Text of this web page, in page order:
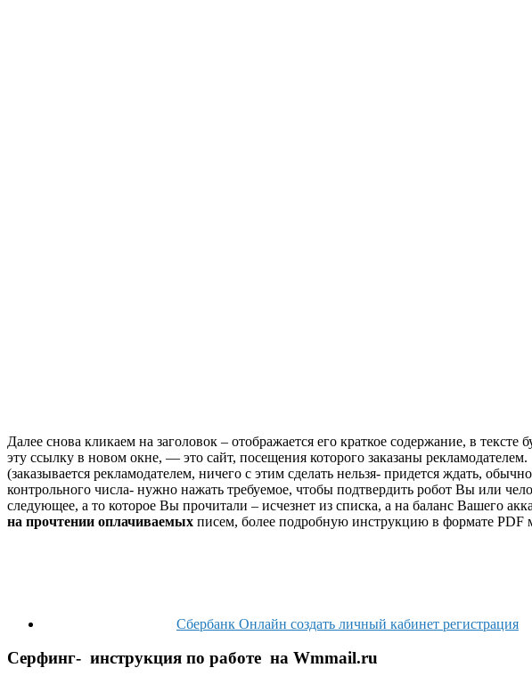
Далее снова кликаем на заголовок – отображается его краткое содержание, в
эту ссылку в новом окне, — это сайт, посещения которого заказаны
(заказывается рекламодателем, ничего с этим сделать нельзя- придется ждать,
контрольного числа- нужно нажать требуемое, чтобы подтвердить робот Вы или
следующее, а то которое Вы прочитали – исчезнет из списка, а на баланс Вашего
на прочтении оплачиваемых писем, более подробную инструкцию в формате PDF
Сбербанк Онлайн создать личный кабинет регистрация
Серфинг- инструкция по работе на Wmmail.ru